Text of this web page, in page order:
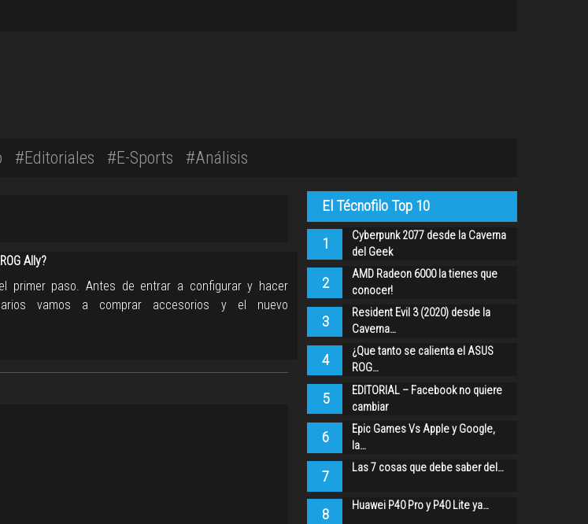
#Editoriales #E-Sports #Análisis
Ally?
primer paso. Antes de entrar a configurar y hacer
vamos a comprar accesorios y el nuevo
El Técnofilo Top 10
1
Cyberpunk 2077 desde la Caverna
del Geek
2
AMD Radeon 6000 la tienes que
conocer!
3
Resident Evil 3 (2020) desde la
Caverna…
4
¿Que tanto se calienta el ASUS
ROG…
5
EDITORIAL – Facebook no quiere
cambiar
6
Epic Games Vs Apple y Google,
la…
7 Las 7 cosas que debe saber del…
8 Huawei P40 Pro y P40 Lite ya…